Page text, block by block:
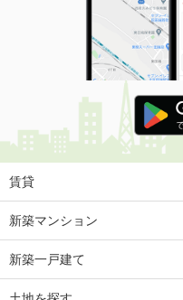
賃貸
新築マンション
新築一戸建て